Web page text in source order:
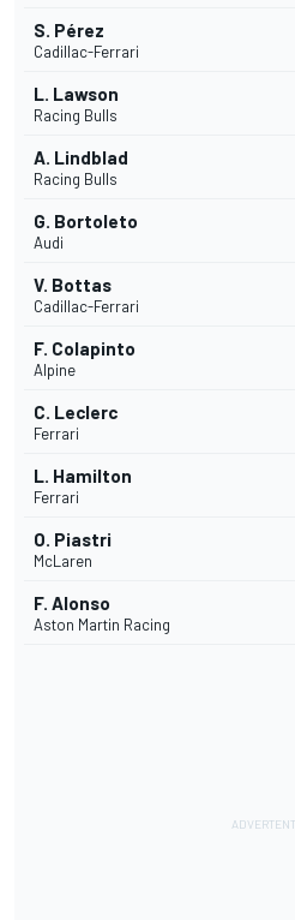
S. Pérez
Cadillac-Ferrari
L. Lawson
Racing Bulls
A. Lindblad
Racing Bulls
G. Bortoleto
Audi
V. Bottas
Cadillac-Ferrari
F. Colapinto
Alpine
C. Leclerc
Ferrari
L. Hamilton
Ferrari
O. Piastri
McLaren
F. Alonso
Aston Martin Racing